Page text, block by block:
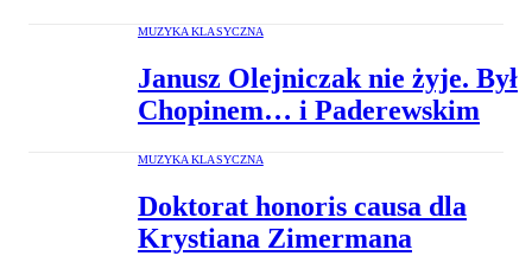
MUZYKA KLASYCZNA
Janusz Olejniczak nie żyje. Był
Chopinem… i Paderewskim
MUZYKA KLASYCZNA
Doktorat honoris causa dla
Krystiana Zimermana